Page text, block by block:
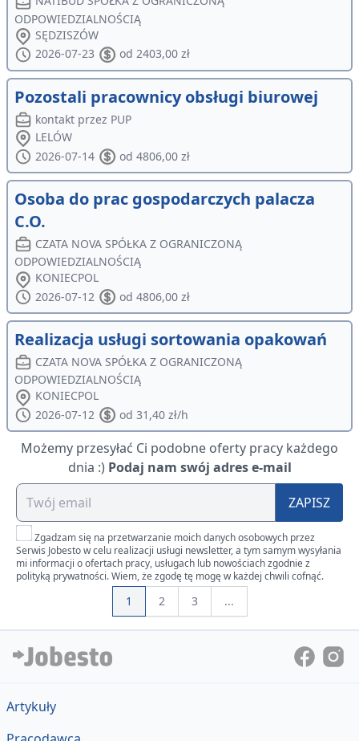
ODPOWIEDZIALNOŚCIĄ
SĘDZISZÓW
2026-07-23
od 2403,00 zł
Pozostali pracownicy obsługi biurowej
kontakt przez PUP
LELÓW
2026-07-14
od 4806,00 zł
Osoba do prac gospodarczych palacza
C.O.
CZATA NOVA SPÓŁKA Z OGRANICZONĄ
ODPOWIEDZIALNOŚCIĄ
KONIECPOL
2026-07-12
od 4806,00 zł
Realizacja usługi sortowania opakowań
CZATA NOVA SPÓŁKA Z OGRANICZONĄ
ODPOWIEDZIALNOŚCIĄ
KONIECPOL
2026-07-12
od 31,40 zł/h
Możemy przesyłać Ci podobne oferty pracy każdego
dnia :) Podaj nam swój adres e-mail
ZAPISZ
Zgadzam się na przetwarzanie moich danych osobowych przez
Serwis Jobesto w celu realizacji usługi newsletter, a tym samym wysyłania
mi informacji o ofertach pracy, usługach lub nowościach zgodnie z
polityką prywatności. Wiem, że zgodę tę mogę w każdej chwili cofnąć.
1 2 3 ...
Artykuły